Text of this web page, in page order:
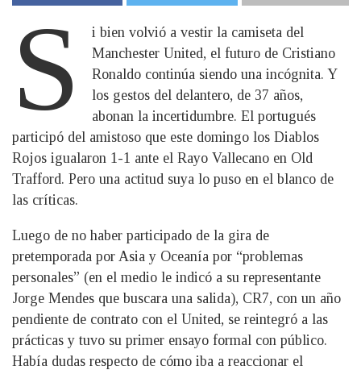
S
i bien volvió a vestir la camiseta del
Manchester United, el futuro de Cristiano
Ronaldo continúa siendo una incógnita. Y
los gestos del delantero, de 37 años,
abonan la incertidumbre. El portugués
participó del amistoso que este domingo los Diablos
Rojos igualaron 1-1 ante el Rayo Vallecano en Old
Trafford. Pero una actitud suya lo puso en el blanco de
las críticas.
Luego de no haber participado de la gira de
pretemporada por Asia y Oceanía por “problemas
personales” (en el medio le indicó a su representante
Jorge Mendes que buscara una salida), CR7, con un año
pendiente de contrato con el United, se reintegró a las
prácticas y tuvo su primer ensayo formal con público.
Había dudas respecto de cómo iba a reaccionar el